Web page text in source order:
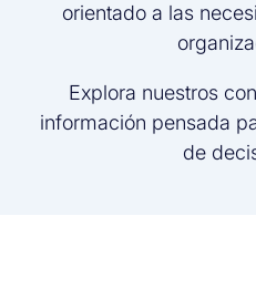
orientado a las
Explora nuestros
información pensada
de